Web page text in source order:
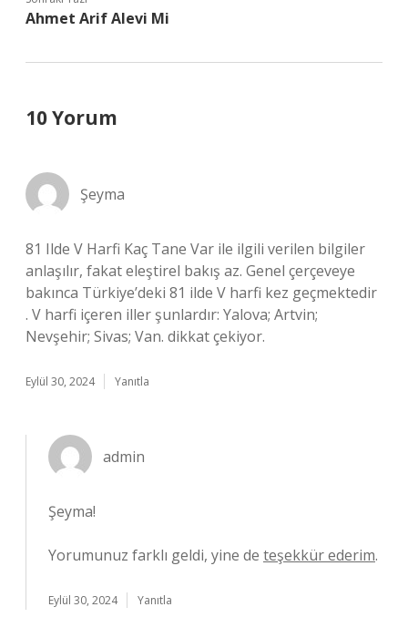
Ahmet Arif Alevi Mi
10 Yorum
Şeyma
81 Ilde V Harfi Kaç Tane Var ile ilgili verilen bilgiler
anlaşılır, fakat eleştirel bakış az. Genel çerçeveye
bakınca Türkiye’deki 81 ilde V harfi kez geçmektedir
. V harfi içeren iller şunlardır: Yalova; Artvin;
Nevşehir; Sivas; Van. dikkat çekiyor.
Eylül 30, 2024 Yanıtla
admin
Şeyma!
Yorumunuz farklı geldi, yine de teşekkür ederim.
Eylül 30, 2024 Yanıtla